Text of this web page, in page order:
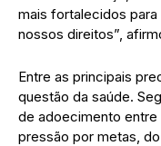
mais fortalecidos
nossos direitos”,
Entre as principais
questão da saúde.
de adoecimento
pressão por metas,